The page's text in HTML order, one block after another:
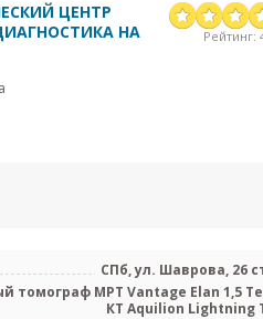
ЦЕНТР
НА
Рейтинг:
СПб, ул. Шаврова, 26
томограф МРТ Vantage Elan 1,5
КТ Aquilion Lightning